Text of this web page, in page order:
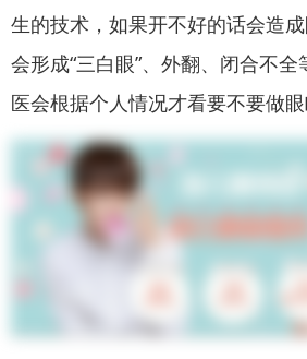
生的技术，如果开不好的话会造
会形成“三白眼”、外翻、闭合不
医会根据个人情况才看要不要做眼